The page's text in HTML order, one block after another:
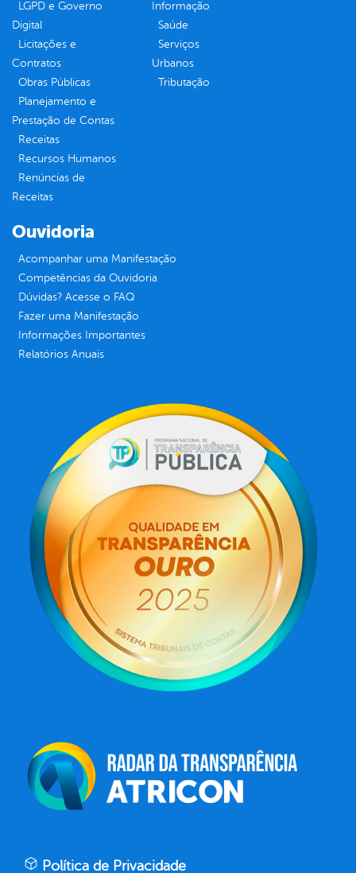
LGPD e Governo
Digital
Licitações e
Contratos
Obras Públicas
Planejamento e
Prestação de Contas
Receitas
Recursos Humanos
Renúncias de
Receitas
Informação
Saúde
Serviços
Urbanos
Tributação
Ouvidoria
Acompanhar uma Manifestação
Competências da Ouvidoria
Dúvidas? Acesse o FAQ
Fazer uma Manifestação
Informações Importantes
Relatórios Anuais
Política de Privacidade